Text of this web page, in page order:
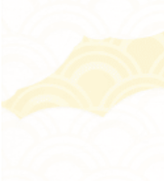
素朴な風合いで愛され
加賀友禅などといった全
まるなかに集めて一堂に